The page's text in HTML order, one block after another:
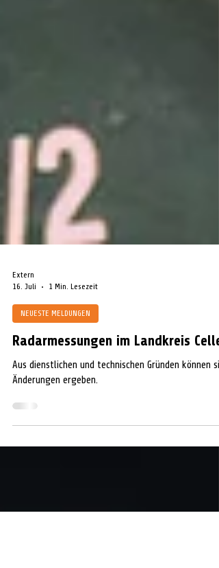
Extern
16. Juli
1 Min. Lesezeit
NEUESTE MELDUNGEN
Radarmessungen im Landkreis Celle
Aus dienstlichen und technischen Gründen können